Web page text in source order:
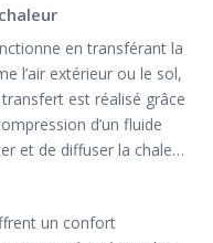
en transférant la
l’air extérieur ou le sol,
est réalisé grâce
d’un fluide
et de diffuser la chaleur
un confort